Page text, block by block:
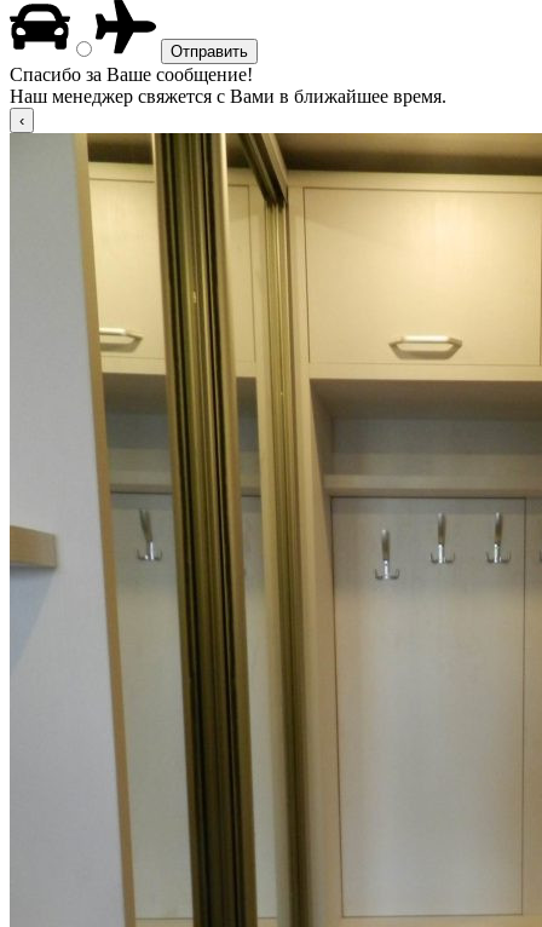
Спасибо за Ваше сообщение!
Наш менеджер свяжется с Вами в ближайшее время.